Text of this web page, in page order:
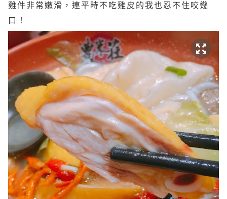
雞件非常嫩滑，連平時不吃雞皮的我也忍不住咬幾
口！